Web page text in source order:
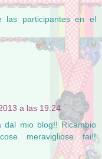
las participantes en el
a las 19:24
dal mio blog!! Ricambio
meravigliose fai!!